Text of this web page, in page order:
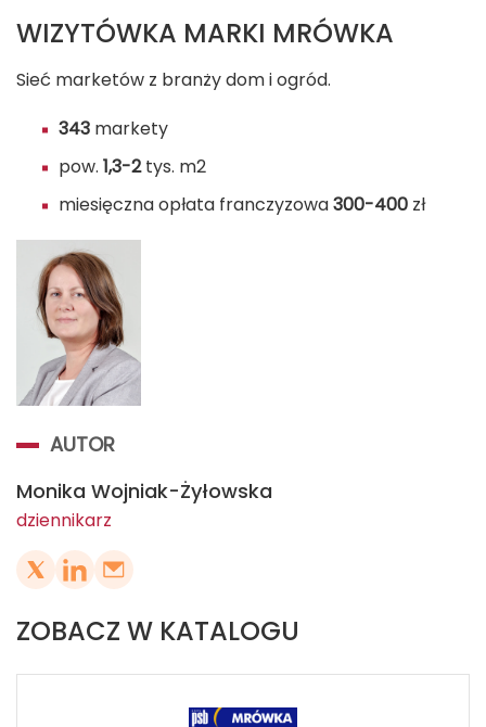
WIZYTÓWKA MARKI MRÓWKA
Sieć marketów z branży dom i ogród.
343 markety
pow. 1,3-2tys. m2
miesięczna opłata franczyzowa300-400 zł
AUTOR
Monika Wojniak-Żyłowska
dziennikarz
ZOBACZ W KATALOGU